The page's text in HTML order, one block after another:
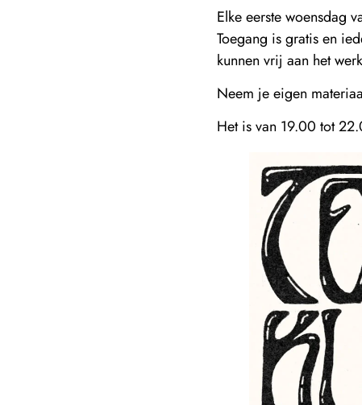
Elke eerste woensdag
Toegang is gratis en
kunnen vrij aan het
Neem je eigen
Het is van 19.00 tot